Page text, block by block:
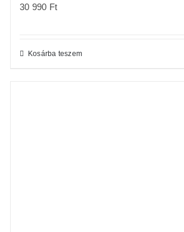
30 990 Ft
Kosárba teszem